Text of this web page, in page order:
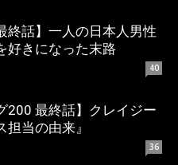
終話】一人の日本人男性
好きになった末路
40
200 最終話】クレイジー
当の由来』
36